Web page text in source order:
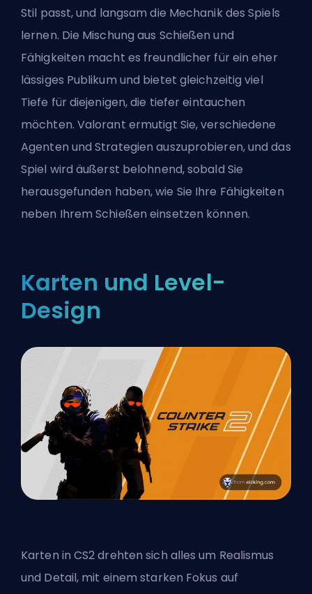
Stil passt, und langsam die Mechanik des Spiels
lernen. Die Mischung aus Schießen und
Fähigkeiten macht es freundlicher für ein eher
lässiges Publikum und bietet gleichzeitig viel
Tiefe für diejenigen, die tiefer eintauchen
möchten. Valorant ermutigt Sie, verschiedene
Agenten und Strategien auszuprobieren, und das
Spiel wird äußerst belohnend, sobald Sie
herausgefunden haben, wie Sie Ihre Fähigkeiten
neben Ihrem Schießen einsetzen können.
Karten und Level-
Design
Karten in CS2 drehten sich alles um Realismus
und Detail, mit einem starken Fokus auf